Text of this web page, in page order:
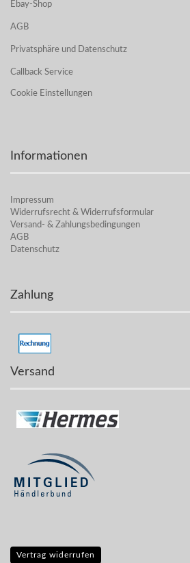
Ebay-Shop
AGB
Privatsphäre und Datenschutz
Callback Service
Cookie Einstellungen
Informationen
Impressum
Widerrufsrecht & Widerrufsformular
Versand- & Zahlungsbedingungen
AGB
Datenschutz
Zahlung
Versand
Vertrag widerrufen